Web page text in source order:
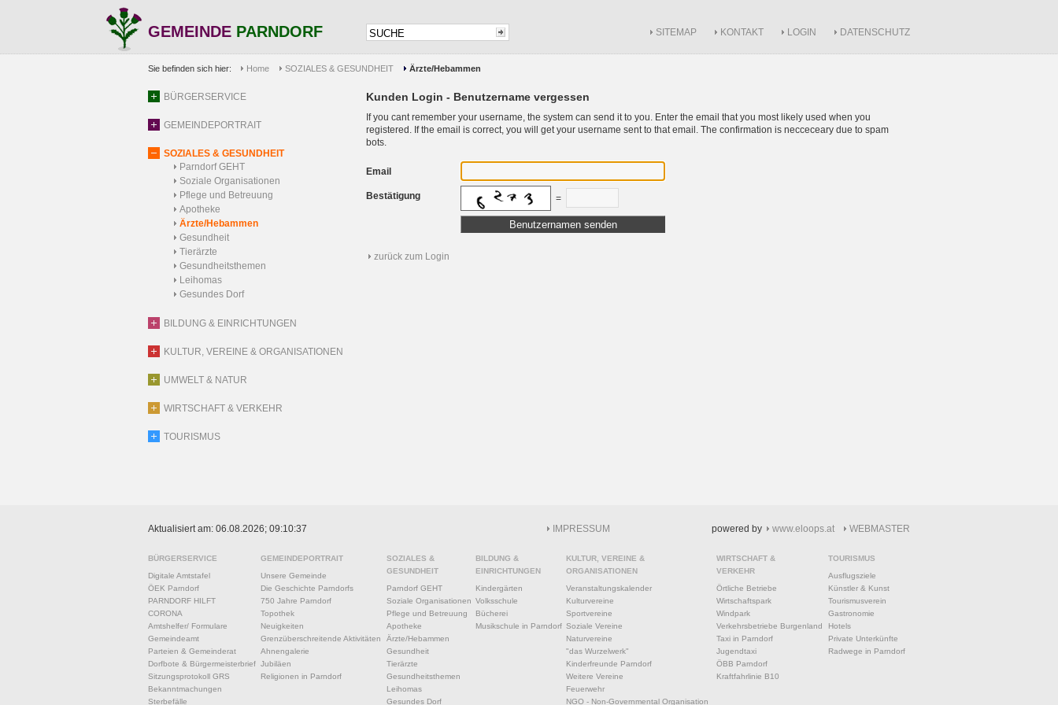
GEMEINDE PARNDORF SITEMAP KONTAKT LOGIN DATENSCHUTZ
Sie befinden sich hier: Home SOZIALES & GESUNDHEIT Ärzte/Hebammen
BÜRGERSERVICE
GEMEINDEPORTRAIT
SOZIALES & GESUNDHEIT
Parndorf GEHT
Soziale Organisationen
Pflege und Betreuung
Apotheke
Ärzte/Hebammen
Gesundheit
Tierärzte
Gesundheitsthemen
Leihomas
Gesundes Dorf
BILDUNG & EINRICHTUNGEN
KULTUR, VEREINE & ORGANISATIONEN
UMWELT & NATUR
WIRTSCHAFT & VERKEHR
TOURISMUS
Kunden Login - Benutzername vergessen
If you cant remember your username, the system can send it to you. Enter the email that you most likely used when you
registered. If the email is correct, you will get your username sent to that email. The confirmation is necceceary due to spam
bots.
Email
Bestätigung =
zurück zum Login
Aktualisiert am: 06.08.2026; 09:10:37 IMPRESSUM powered by www.eloops.at WEBMASTER
BÜRGERSERVICE
Digitale Amtstafel
ÖEK Parndorf
PARNDORF HILFT
CORONA
Amtshelfer/ Formulare
Gemeindeamt
Parteien & Gemeinderat
Dorfbote & Bürgermeisterbrief
Sitzungsprotokoll GRS
Bekanntmachungen
Sterbefälle
GEMEINDEPORTRAIT
Unsere Gemeinde
Die Geschichte Parndorfs
750 Jahre Parndorf
Topothek
Neuigkeiten
Grenzüberschreitende Aktivitäten
Ahnengalerie
Jubiläen
Religionen in Parndorf
SOZIALES &
GESUNDHEIT
Parndorf GEHT
Soziale Organisationen
Pflege und Betreuung
Apotheke
Ärzte/Hebammen
Gesundheit
Tierärzte
Gesundheitsthemen
Leihomas
Gesundes Dorf
BILDUNG &
EINRICHTUNGEN
Kindergärten
Volksschule
Bücherei
Musikschule in Parndorf
KULTUR, VEREINE &
ORGANISATIONEN
Veranstaltungskalender
Kulturvereine
Sportvereine
Soziale Vereine
Naturvereine
"das Wurzelwerk"
Kinderfreunde Parndorf
Weitere Vereine
Feuerwehr
NGO - Non-Governmental Organisation
WIRTSCHAFT &
VERKEHR
Örtliche Betriebe
Wirtschaftspark
Windpark
Verkehrsbetriebe Burgenland
Taxi in Parndorf
Jugendtaxi
ÖBB Parndorf
Kraftfahrlinie B10
TOURISMUS
Ausflugsziele
Künstler & Kunst
Tourismusverein
Gastronomie
Hotels
Private Unterkünfte
Radwege in Parndorf